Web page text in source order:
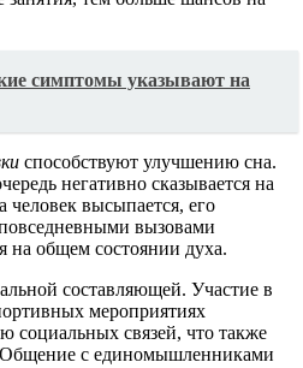
симптомы указывают на
способствуют улучшению сна.
негативно сказывается на
высыпается, его
повседневными вызовами
на общем состоянии духа.
составляющей. Участие в
мероприятиях
социальных связей, что также
Общение с единомышленниками